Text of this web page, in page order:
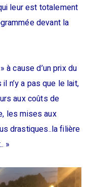
leur est totalement
devant la
à cause d’un prix du
n’y a pas que le lait,
aux coûts de
les mises aux
drastiques..la filière
»